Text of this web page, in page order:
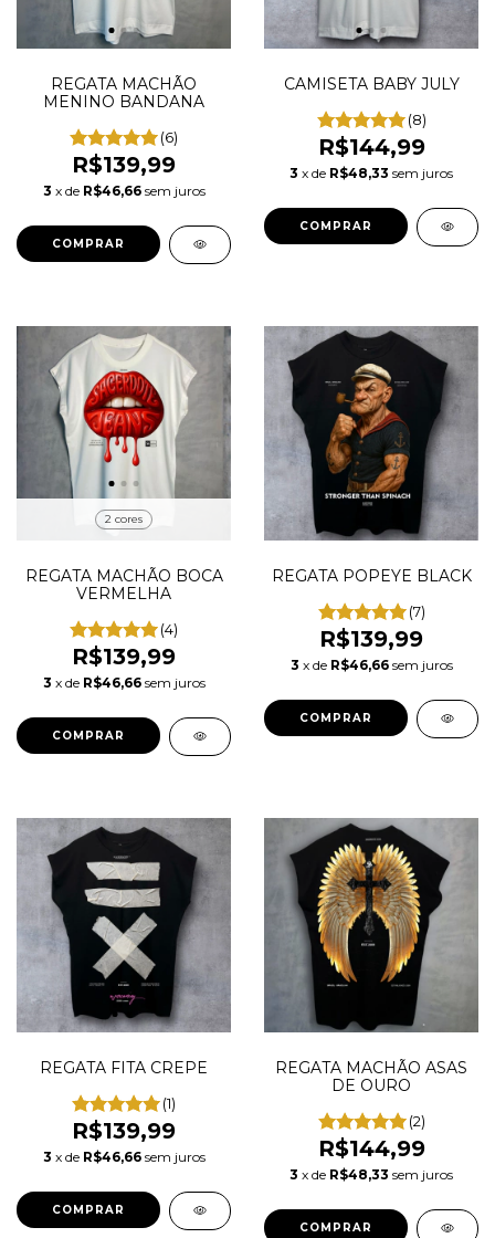
REGATA MACHÃO
MENINO BANDANA
(6)
R$139,99
3 x de R$46,66 sem juros
COMPRAR
CAMISETA BABY JULY
(8)
R$144,99
3 x de R$48,33 sem juros
COMPRAR
2 cores
REGATA MACHÃO BOCA
VERMELHA
(4)
R$139,99
3 x de R$46,66 sem juros
COMPRAR
REGATA POPEYE BLACK
(7)
R$139,99
3 x de R$46,66 sem juros
COMPRAR
REGATA FITA CREPE
(1)
R$139,99
3 x de R$46,66 sem juros
COMPRAR
REGATA MACHÃO ASAS
DE OURO
(2)
R$144,99
3 x de R$48,33 sem juros
COMPRAR